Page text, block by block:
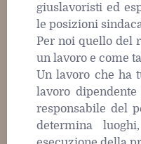
giuslavoristi ed
le posizioni
Per noi quello del
un lavoro e come
Un lavoro che ha
lavoro
responsabile del
determina